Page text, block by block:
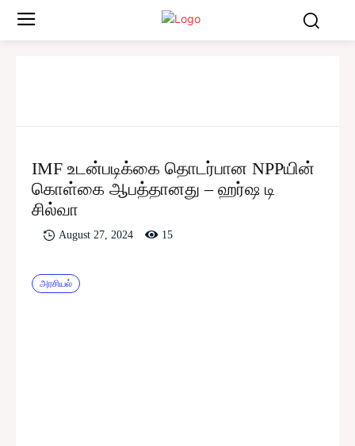
IMF உடன்படிக்கை தொடர்பான NPPயின்
கொள்கை ஆபத்தானது – ஹர்ஷ டி
சில்வா
August 27, 2024 15
அரசியல்